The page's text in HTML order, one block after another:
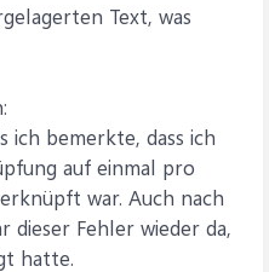
Text, was
ich bemerkte, dass ich
auf einmal pro
war. Auch nach
dieser Fehler wieder da,
hatte.